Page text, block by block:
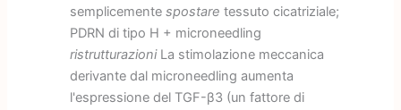
semplicemente spostare tessuto cicatriziale;
PDRN di tipo H + microneedling
ristrutturazioniLa stimolazione meccanica
derivante dal microneedling aumenta
l'espressione del TGF-β3 (un fattore di